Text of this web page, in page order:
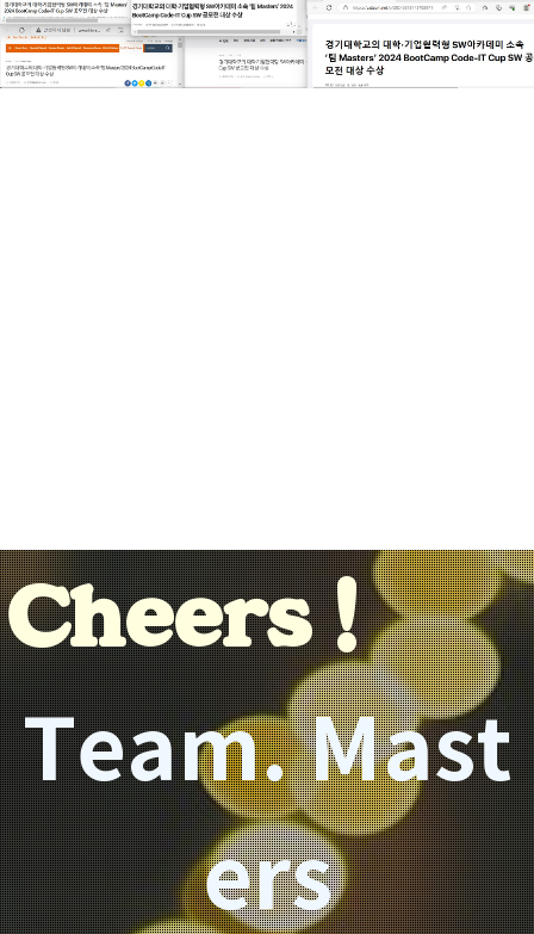
Cheers !
Team. Mast
ers